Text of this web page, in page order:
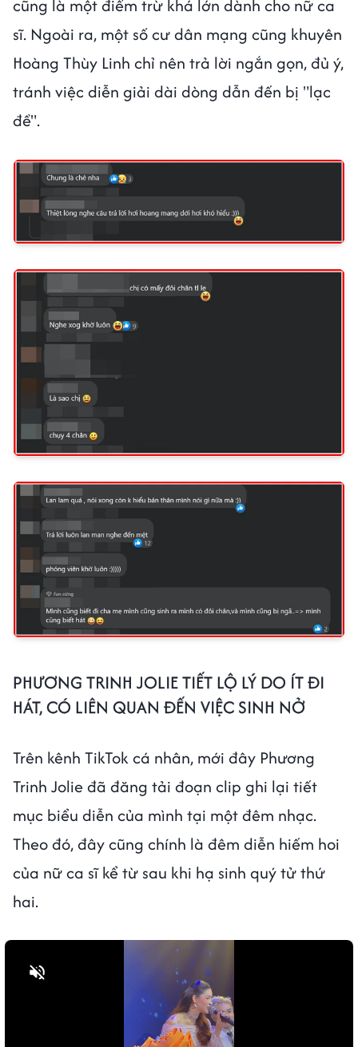
cũng là một điểm trừ khá lớn dành cho nữ ca
sĩ. Ngoài ra, một số cư dân mạng cũng khuyên
Hoàng Thùy Linh chỉ nên trả lời ngắn gọn, đủ ý,
tránh việc diễn giải dài dòng dẫn đến bị "lạc
đề".
PHƯƠNG TRINH JOLIE TIẾT LỘ LÝ DO ÍT ĐI
HÁT, CÓ LIÊN QUAN ĐẾN VIỆC SINH NỞ
Trên kênh TikTok cá nhân, mới đây Phương
Trinh Jolie đã đăng tải đoạn clip ghi lại tiết
mục biểu diễn của mình tại một đêm nhạc.
Theo đó, đây cũng chính là đêm diễn hiếm hoi
của nữ ca sĩ kể từ sau khi hạ sinh quý tử thứ
hai.